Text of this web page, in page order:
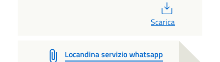
Scarica
Locandina servizio whatsapp